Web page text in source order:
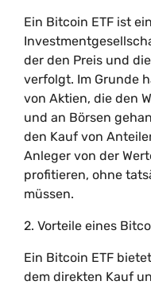
Ein Bitcoin ETF ist
der den Preis und
verfolgt. Im Grunde
von Aktien, die den
und an Börsen
den Kauf von
Anleger von der
profitieren, ohne
müssen.
2. Vorteile eines
Ein Bitcoin ETF
dem direkten Kauf